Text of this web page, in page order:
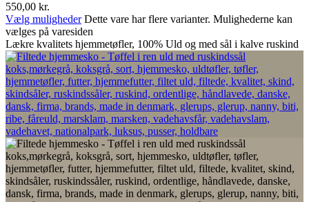
550,00 kr.
Vælg muligheder Dette vare har flere varianter. Mulighederne kan
vælges på varesiden
Lækre kvalitets hjemmetøfler, 100% Uld og med sål i kalve ruskind